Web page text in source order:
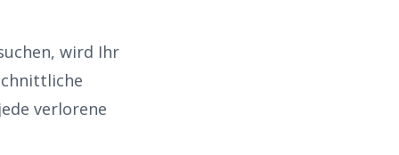
wird Ihr
verlorene